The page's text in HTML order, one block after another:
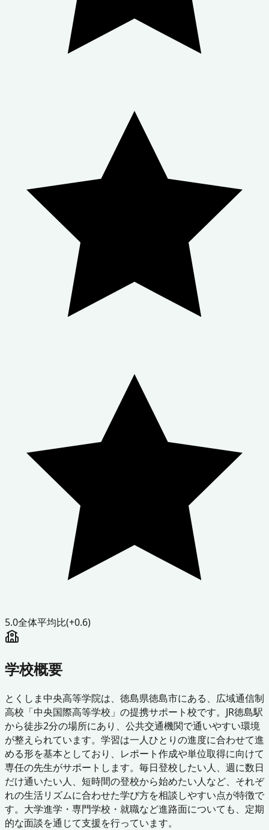
5.0全体平均比(+0.6)
学校概要
とくしま中央高等学院は、徳島県徳島市にある、広域通信制
高校「中央国際高等学校」の提携サポート校です。JR徳島駅
から徒歩2分の場所にあり、公共交通機関で通いやすい環境
が整えられています。学習は一人ひとりの進度に合わせて進
める形を基本としており、レポート作成や単位取得に向けて
専任の先生がサポートします。毎日登校したい人、週に数日
だけ通いたい人、短時間の登校から始めたい人など、それぞ
れの生活リズムに合わせた学び方を相談しやすい点が特徴で
す。大学進学・専門学校・就職など進路面についても、定期
的な面談を通じて支援を行っています。